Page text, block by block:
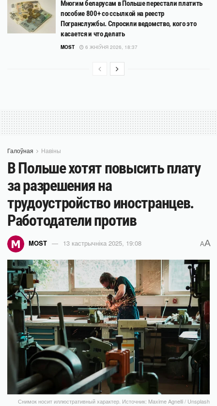
Многим беларусам в Польше перестали платить
пособие 800+ со ссылкой на реестр
Погранслужбы. Спросили ведомство, кого это
касается и что делать
MOST 6 ЖНІЎНЯ 2026, 18:37
Галоўная Навіны
В Польше хотят повысить плату
за разрешения на
трудоустройство иностранцев.
Работодатели против
MOST 13 кастрычніка 2025, 19:08 AA
Снимок носит иллюстративный характер. Источник: Maxime Agnelli / Unsplash